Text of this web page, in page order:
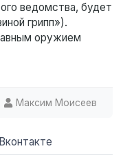
ведомства, будет
грипп»).
оружием
Максим Моисеев